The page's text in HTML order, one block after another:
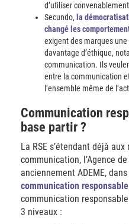
d’utiliser
Secundo, la
changé les
exigent des marques
davantage d’éthique,
communication. Ils
entre la communication
l’ensemble même de
Communication
base partir ?
La RSE s’étendant déjà
communication, l’Agence
anciennement ADEME,
communication responsable
communication
3 niveaux :